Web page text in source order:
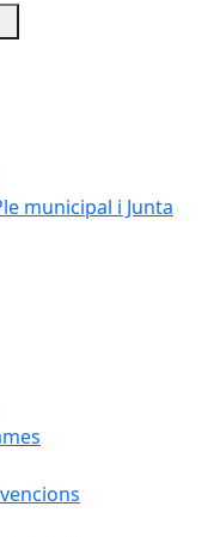
municipal i Junta